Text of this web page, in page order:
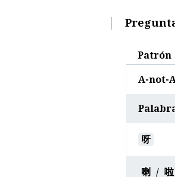
Patrón
A-not-
呀
喇 / 啦